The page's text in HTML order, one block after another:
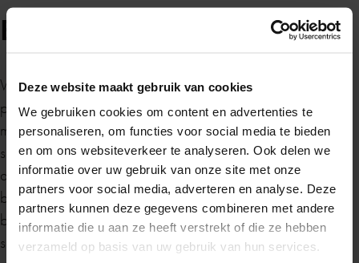
Deze website maakt gebruik van cookies
We gebruiken cookies om content en advertenties te
personaliseren, om functies voor social media te bieden
en om ons websiteverkeer te analyseren. Ook delen we
informatie over uw gebruik van onze site met onze
partners voor social media, adverteren en analyse. Deze
partners kunnen deze gegevens combineren met andere
informatie die u aan ze heeft verstrekt of die ze hebben
verzameld op basis van uw gebruik van hun services.
Extra beveiliging
Wilt u toch nog iets meer zekerheid dan alleen een
politiekeurmerk? Dan kunt u kiezen voor inbraakwerende
middelen als metalen sluitnokken, zware en stabiele
scharnieren en RVS-sluitstukken in het deurkader. Kies
daarnaast voor een gecertificeerde cilinder, deze is
beschermd tegen lock-picking. De deurklink wordt aan de
binnenkant geschroefd en aan de buitenzijde zitten geen
schroeven. Een inbreker komt er dus niet zomaar in.
Van maandag 20 juli tot en met maandag 10
augustus zijn wij gesloten in verband met de
zomervakantie.
Heb je in de tussentijd een vraag? Stuur ons
gerust eenberichtje , dan nemen we zo snel